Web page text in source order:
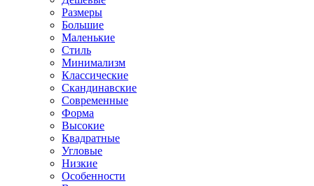
Размеры
Большие
Маленькие
Стиль
Минимализм
Классические
Скандинавские
Современные
Форма
Высокие
Квадратные
Угловые
Низкие
Особенности